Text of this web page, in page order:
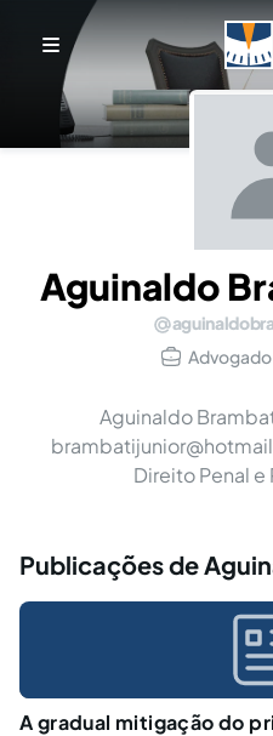
Aguinaldo
Advogado
Aguinaldo
Direito Penal e
Publicações de
A gradual mitigação do